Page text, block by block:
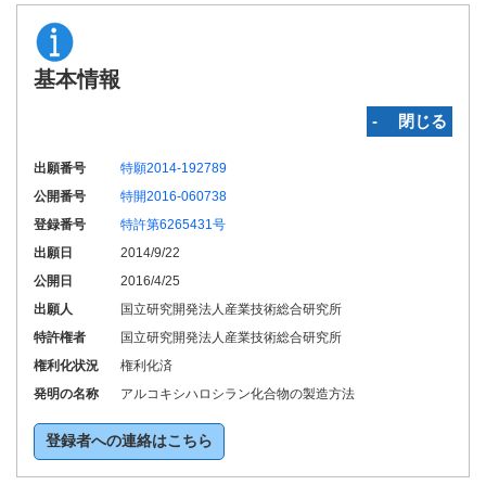
基本情報
‐ 閉じる
出願番号
特願2014-192789
公開番号
特開2016-060738
登録番号
特許第6265431号
出願日
2014/9/22
公開日
2016/4/25
出願人
国立研究開発法人産業技術総合研究所
特許権者
国立研究開発法人産業技術総合研究所
権利化状況
権利化済
発明の名称
アルコキシハロシラン化合物の製造方法
登録者への連絡はこちら